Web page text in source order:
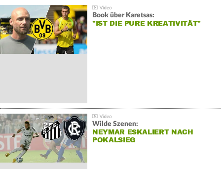
Book über Karetsas:
"IST DIE PURE KREATIVITÄT"
Wilde Szenen:
NEYMAR ESKALIERT NACH
POKALSIEG